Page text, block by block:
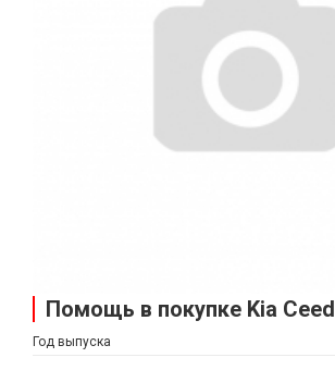
Помощь в покупке Kia Ceed
Год выпуска